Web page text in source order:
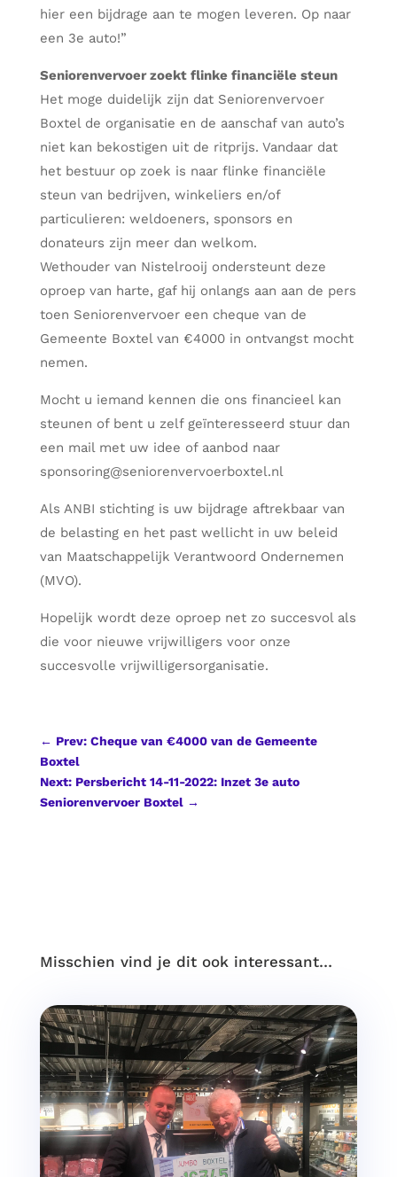
hier een bijdrage aan te mogen leveren. Op naar
een 3e auto!”
Seniorenvervoer zoekt flinke financiële steun
Het moge duidelijk zijn dat Seniorenvervoer
Boxtel de organisatie en de aanschaf van auto’s
niet kan bekostigen uit de ritprijs. Vandaar dat
het bestuur op zoek is naar flinke financiële
steun van bedrijven, winkeliers en/of
particulieren: weldoeners, sponsors en
donateurs zijn meer dan welkom.
Wethouder van Nistelrooij ondersteunt deze
oproep van harte, gaf hij onlangs aan aan de pers
toen Seniorenvervoer een cheque van de
Gemeente Boxtel van €4000 in ontvangst mocht
nemen.
Mocht u iemand kennen die ons financieel kan
steunen of bent u zelf geïnteresseerd stuur dan
een mail met uw idee of aanbod naar
sponsoring@seniorenvervoerboxtel.nl
Als ANBI stichting is uw bijdrage aftrekbaar van
de belasting en het past wellicht in uw beleid
van Maatschappelijk Verantwoord Ondernemen
(MVO).
Hopelijk wordt deze oproep net zo succesvol als
die voor nieuwe vrijwilligers voor onze
succesvolle vrijwilligersorganisatie.
← Prev: Cheque van €4000 van de Gemeente
Boxtel
Next: Persbericht 14-11-2022: Inzet 3e auto
Seniorenvervoer Boxtel→
Misschien vind je dit ook interessant…